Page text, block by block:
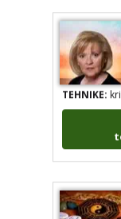
TEHNIKE: